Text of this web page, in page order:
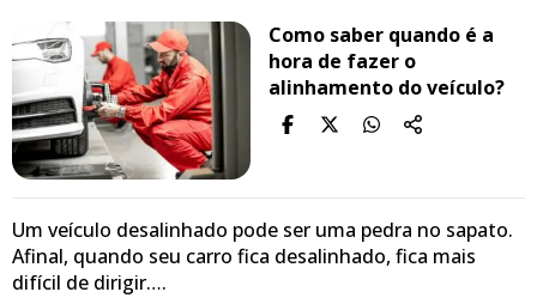
Como saber quando é a
hora de fazer o
alinhamento do veículo?
Um veículo desalinhado pode ser uma pedra no sapato.
Afinal, quando seu carro fica desalinhado, fica mais
difícil de dirigir….